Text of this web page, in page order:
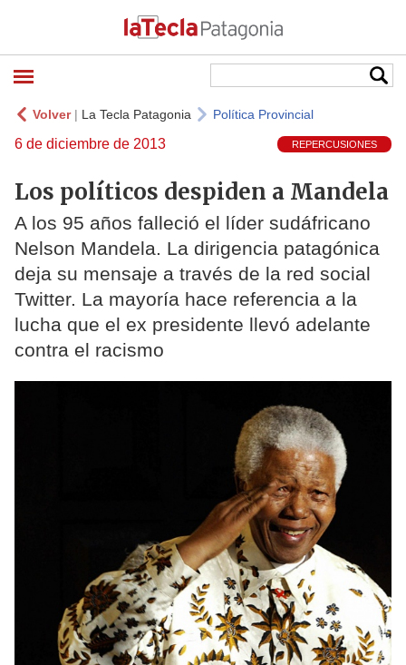
Volver| La Tecla Patagonia Política Provincial
6 de diciembre de 2013 REPERCUSIONES
Los políticos despiden a Mandela
A los 95 años falleció el líder sudáfricano
Nelson Mandela. La dirigencia patagónica
deja su mensaje a través de la red social
Twitter. La mayoría hace referencia a la
lucha que el ex presidente llevó adelante
contra el racismo